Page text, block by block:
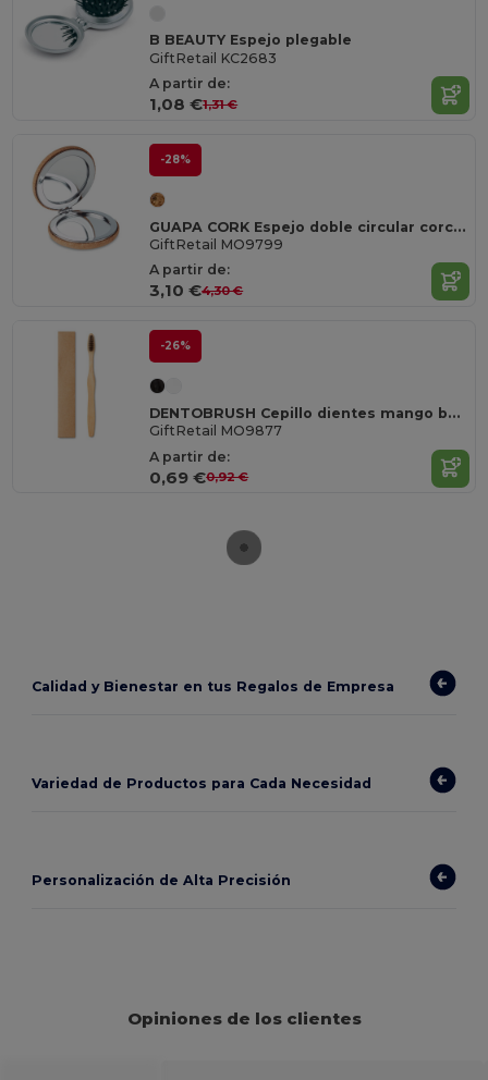
B BEAUTY Espejo plegable
GiftRetail KC2683
A partir de:
1,08 €1,31 €
-28%
GUAPA CORK Espejo doble circular corcho
GiftRetail MO9799
A partir de:
3,10 €4,30 €
-26%
DENTOBRUSH Cepillo dientes mango bambú
GiftRetail MO9877
A partir de:
0,69 €0,92 €
Calidad y Bienestar en tus Regalos de Empresa
Variedad de Productos para Cada Necesidad
Personalización de Alta Precisión
Opiniones de los clientes